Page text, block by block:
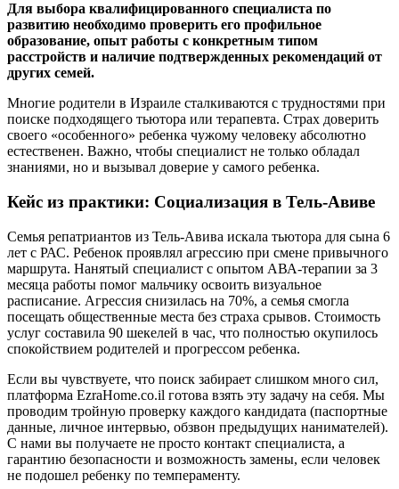
Для выбора квалифицированного специалиста по
развитию необходимо проверить его профильное
образование, опыт работы с конкретным типом
расстройств и наличие подтвержденных рекомендаций от
других семей.
Многие родители в Израиле сталкиваются с трудностями при
поиске подходящего тьютора или терапевта. Страх доверить
своего «особенного» ребенка чужому человеку абсолютно
естественен. Важно, чтобы специалист не только обладал
знаниями, но и вызывал доверие у самого ребенка.
Кейс из практики: Социализация в Тель-Авиве
Семья репатриантов из Тель-Авива искала тьютора для сына 6
лет с РАС. Ребенок проявлял агрессию при смене привычного
маршрута. Нанятый специалист с опытом АВА-терапии за 3
месяца работы помог мальчику освоить визуальное
расписание. Агрессия снизилась на 70%, а семья смогла
посещать общественные места без страха срывов. Стоимость
услуг составила 90 шекелей в час, что полностью окупилось
спокойствием родителей и прогрессом ребенка.
Если вы чувствуете, что поиск забирает слишком много сил,
платформа EzraHome.co.il готова взять эту задачу на себя. Мы
проводим тройную проверку каждого кандидата (паспортные
данные, личное интервью, обзвон предыдущих нанимателей).
С нами вы получаете не просто контакт специалиста, а
гарантию безопасности и возможность замены, если человек
не подошел ребенку по темпераменту.